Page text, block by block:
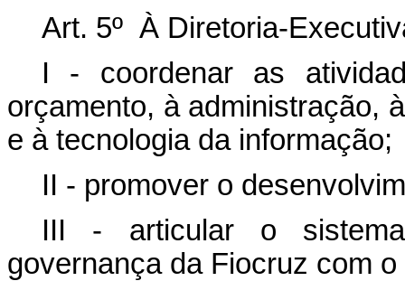
Art. 5º À Diretoria-
I - coordenar as
orçamento, à administração,
e à tecnologia da informação;
II - promover o
III - articular o
governança da Fiocruz com